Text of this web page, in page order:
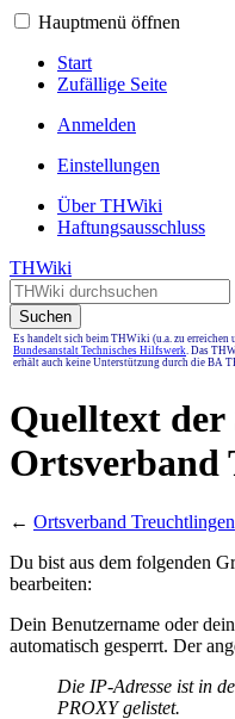
Hauptmenü öffnen
Start
Zufällige Seite
Anmelden
Einstellungen
Über THWiki
Haftungsausschluss
THWiki
Suchen
Es handelt sich beim THWiki (u.a. zu erreichen
Bundesanstalt Technisches Hilfswerk. Das
erhält auch keine Unterstützung durch die BA
Quelltext der
Ortsverband
← Ortsverband Treuchtlingen
Du bist aus dem folgenden
bearbeiten:
Dein Benutzername oder
automatisch gesperrt. Der
Die IP-Adresse ist in
PROXY gelistet.